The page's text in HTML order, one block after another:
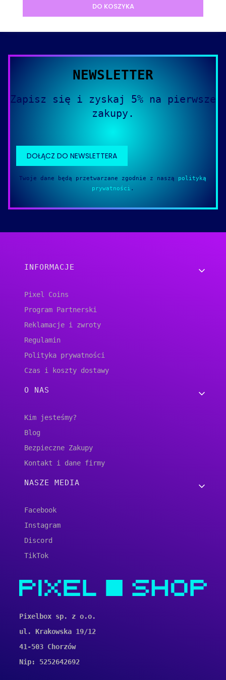
DO KOSZYKA
NEWSLETTER
Zapisz się i zyskaj 5% na pierwsze
zakupy.
DOŁĄCZ DO NEWSLETTERA
Twoje dane będą przetwarzane zgodnie z naszą polityką
prywatności .
Linki w stopce
INFORMACJE
Pixel Coins
Program Partnerski
Reklamacje i zwroty
Regulamin
Polityka prywatności
Czas i koszty dostawy
O NAS
Kim jesteśmy?
Blog
Bezpieczne Zakupy
Kontakt i dane firmy
NASZE MEDIA
Facebook
Instagram
Discord
TikTok
Pixelbox sp. z o.o.
ul. Krakowska 19/12
41-503 Chorzów
Nip: 5252642692